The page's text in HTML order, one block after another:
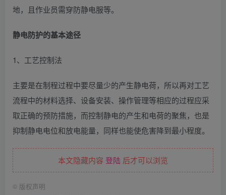
地，且作业员需穿防静电服等。
静电防护的基本途径
1、工艺控制法
主要是在制程过程中要尽量少的产生静电荷，所以再对工艺
流程中的材料选择、设备安装、操作管理等相应的过程应采
取正确的预防措施，而控制静电的产生和电荷的聚焦，也是
抑制静电电位和放电能量，同样也能使危害降到最小程度。
本文隐藏内容 登陆 后才可以浏览
© 版权声明